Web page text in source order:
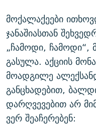
მოქალაქეები
ჯანაშიასთან
„ჩამოდი, ჩამოდი“,
გასულა. აქციის
მოადგილე
განცხადებით,
დარღვევებით არ
ვერ შეაჩერებენ: